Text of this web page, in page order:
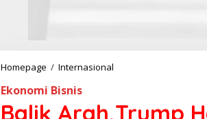
Homepage / Internasional
Ekonomi Bisnis
Balik Arah,Trump